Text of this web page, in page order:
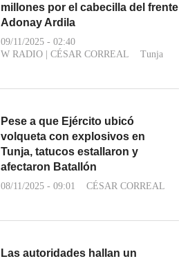
millones por el cabecilla del frente
Adonay Ardila
09/11/2025 - 02:40
W RADIO | CÉSAR CORREAL Tunja
Pese a que Ejército ubicó
volqueta con explosivos en
Tunja, tatucos estallaron y
afectaron Batallón
08/11/2025 - 09:01 CÉSAR CORREAL
Las autoridades hallan un